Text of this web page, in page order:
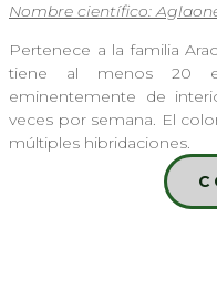
Nombre científico:
Pertenece a la familia
tiene al menos 20
eminentemente de
veces por semana. El
múltiples hibridaciones.